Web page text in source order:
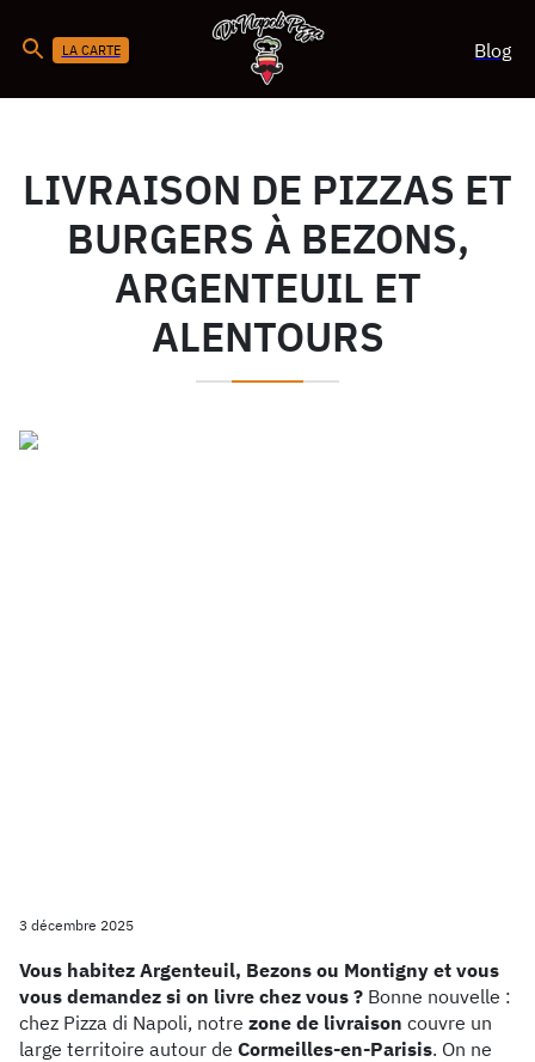
LA CARTE Blog
LIVRAISON DE PIZZAS ET
BURGERS À BEZONS,
ARGENTEUIL ET
ALENTOURS
3 décembre 2025
Vous habitez Argenteuil, Bezons ou Montigny et vous
vous demandez si on livre chez vous ? Bonne nouvelle :
chez Pizza di Napoli, notre zone de livraison couvre un
large territoire autour de Cormeilles-en-Parisis. On ne